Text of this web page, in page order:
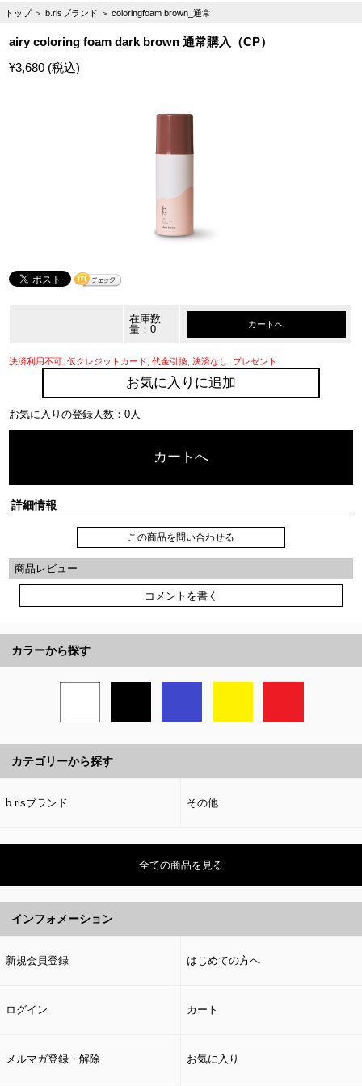
トップ ＞ b.risブランド ＞ coloringfoam brown_通常
airy coloring foam dark brown 通常購入（CP）
¥3,680 (税込)
在庫数
量：0
カートへ
決済利用不可: 仮クレジットカード, 代金引換, 決済なし, プレゼント
お気に入りに追加
お気に入りの登録人数：0人
カートへ
詳細情報
この商品を問い合わせる
商品レビュー
コメントを書く
カラーから探す
カテゴリーから探す
b.risブランド その他
全ての商品を見る
インフォメーション
新規会員登録 はじめての方へ
ログイン カート
メルマガ登録・解除 お気に入り